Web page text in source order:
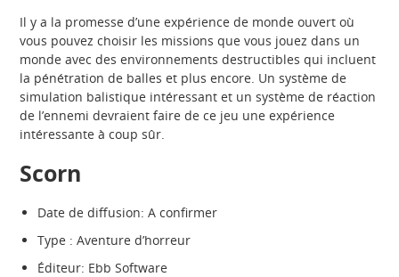
Il y a la promesse d’une expérience de monde ouvert où
vous pouvez choisir les missions que vous jouez dans un
monde avec des environnements destructibles qui incluent
la pénétration de balles et plus encore. Un système de
simulation balistique intéressant et un système de réaction
de l’ennemi devraient faire de ce jeu une expérience
intéressante à coup sûr.
Scorn
Date de diffusion: A confirmer
Type : Aventure d’horreur
Éditeur: Ebb Software